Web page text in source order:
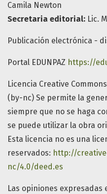
Camila Newton
Secretaria editorial: Lic.
Publicación electrónica -
Portal EDUNPAZ https://
Licencia Creative
(by-nc) Se permite la
siempre que no se haga
se puede utilizar la obra
Esta licencia no es una
reservados: http://
nc/4.0/deed.es
Las opiniones